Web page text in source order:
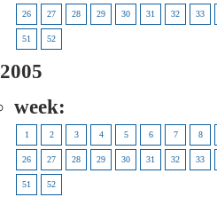
26 27 28 29 30 31 32 33
51 52
2005
week:
1 2 3 4 5 6 7 8
26 27 28 29 30 31 32 33
51 52